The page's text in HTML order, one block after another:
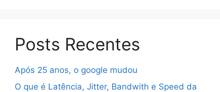
Posts Recentes
Após 25 anos, o google mudou
O que é Latência, Jitter, Bandwith e Speed da